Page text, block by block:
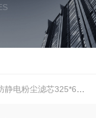
电粉尘滤芯325*660参数